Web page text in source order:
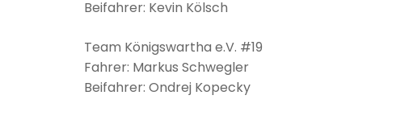
Beifahrer: Kevin Kölsch
Team Königswartha e.V. #19
Fahrer: Markus Schwegler
Beifahrer: Ondrej Kopecky